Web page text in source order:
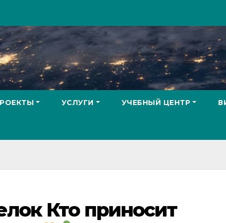
УСЛУГИ УЧЕБНЫЙ ЦЕНТР
Кто приносит